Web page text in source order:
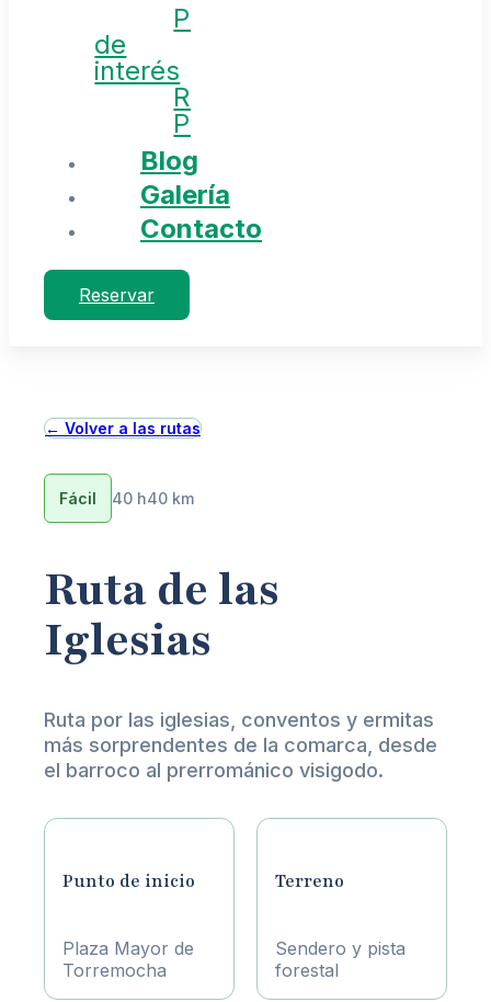
Puntos
de
interés
Rutas
Planes
Blog
Galería
Contacto
Reservar
← Volver a las rutas
Fácil 40 h40 km
Ruta de las
Iglesias
Ruta por las iglesias, conventos y ermitas
más sorprendentes de la comarca, desde
el barroco al prerrománico visigodo.
Punto de inicio
Plaza Mayor de
Torremocha
Terreno
Sendero y pista
forestal